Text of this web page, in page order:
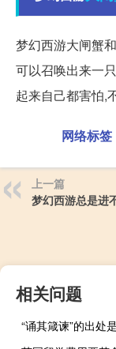
梦幻西游大闸蟹
可以召唤出来一
起来自己都害怕,
网络标签
上一篇
梦幻西游总是进
相关问题
“诵其箴谏”的出处